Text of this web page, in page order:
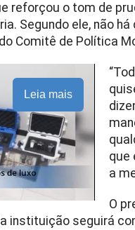
reforçou o tom de
Segundo ele, não
Comitê de Política
Leia mais
que
a
O
instituição seguirá